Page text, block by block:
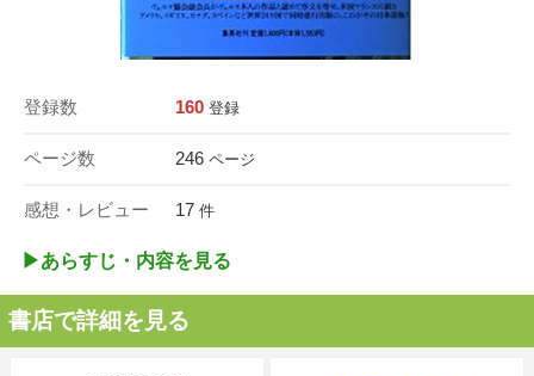
登録数 160 登録
ページ数 246 ページ
感想・レビュー 17 件
▶︎あらすじ・内容を見る
書店で詳細を見る